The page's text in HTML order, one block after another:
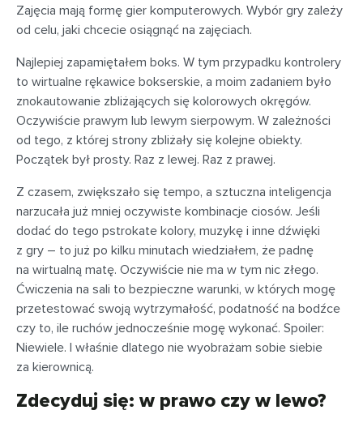
Zajęcia mają formę gier komputerowych. Wybór gry zależy
od celu, jaki chcecie osiągnąć na zajęciach.
Najlepiej zapamiętałem boks. W tym przypadku kontrolery
to wirtualne rękawice bokserskie, a moim zadaniem było
znokautowanie zbliżających się kolorowych okręgów.
Oczywiście prawym lub lewym sierpowym. W zależności
od tego, z której strony zbliżały się kolejne obiekty.
Początek był prosty. Raz z lewej. Raz z prawej.
Z czasem, zwiększało się tempo, a sztuczna inteligencja
narzucała już mniej oczywiste kombinacje ciosów. Jeśli
dodać do tego pstrokate kolory, muzykę i inne dźwięki
z gry – to już po kilku minutach wiedziałem, że padnę
na wirtualną matę. Oczywiście nie ma w tym nic złego.
Ćwiczenia na sali to bezpieczne warunki, w których mogę
przetestować swoją wytrzymałość, podatność na bodźce
czy to, ile ruchów jednocześnie mogę wykonać. Spoiler:
Niewiele. I właśnie dlatego nie wyobrażam sobie siebie
za kierownicą.
Zdecyduj się: w prawo czy w lewo?